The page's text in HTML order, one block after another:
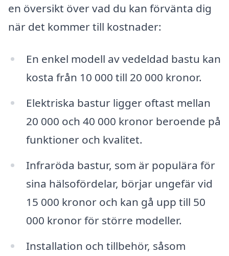
en översikt över vad du kan förvänta dig
när det kommer till kostnader:
En enkel modell av vedeldad bastu kan
kosta från 10 000 till 20 000 kronor.
Elektriska bastur ligger oftast mellan
20 000 och 40 000 kronor beroende på
funktioner och kvalitet.
Infraröda bastur, som är populära för
sina hälsofördelar, börjar ungefär vid
15 000 kronor och kan gå upp till 50
000 kronor för större modeller.
Installation och tillbehör, såsom